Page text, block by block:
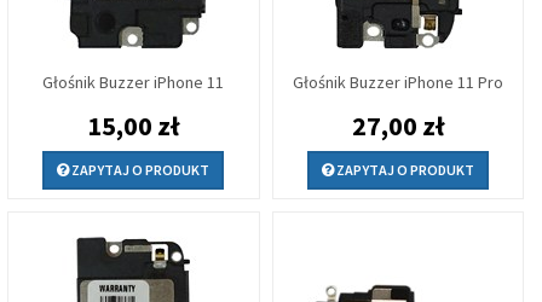
Głośnik Buzzer iPhone 11
15,00 zł
ZAPYTAJ O PRODUKT
Głośnik Buzzer iPhone 11 Pro
27,00 zł
ZAPYTAJ O PRODUKT